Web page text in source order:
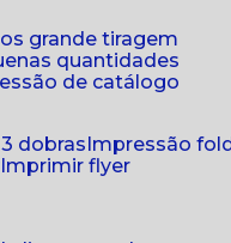
grande tiragem
quantidades
de catálogo
dobras impressão
imprimir flyer